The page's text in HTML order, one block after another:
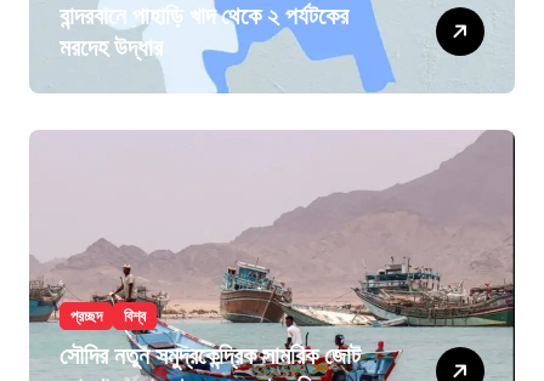
বান্দরবানে পাহাড়ি খাদ থেকে ২ পর্যটকের
মরদেহ উদ্ধার
প্রচ্ছদ বিশ্ব
সৌদির নতুন সমুদ্রকেন্দ্রিক সামরিক জোট